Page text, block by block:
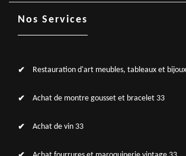
Nos Services
Restauration d'art meubles, tableaux et
Achat de montre gousset et bracelet 33
Achat de vin 33